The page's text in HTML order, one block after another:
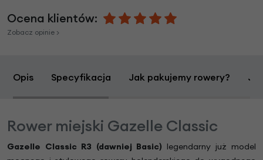
Ocena klientów:
Zobacz opinie >
Opis Specyfikacja Jak pakujemy rowery?
Rower miejski Gazelle Classic
Gazelle Classic R3 (dawniej Basic) legendarny już model